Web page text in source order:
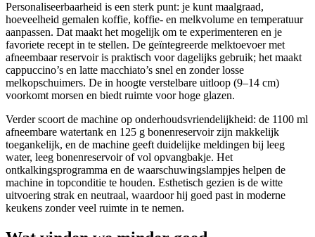
Personaliseerbaarheid is een sterk punt: je kunt maalgraad,
hoeveelheid gemalen koffie, koffie- en melkvolume en temperatuur
aanpassen. Dat maakt het mogelijk om te experimenteren en je
favoriete recept in te stellen. De geïntegreerde melktoevoer met
afneembaar reservoir is praktisch voor dagelijks gebruik; het maakt
cappuccino’s en latte macchiato’s snel en zonder losse
melkopschuimers. De in hoogte verstelbare uitloop (9–14 cm)
voorkomt morsen en biedt ruimte voor hoge glazen.
Verder scoort de machine op onderhoudsvriendelijkheid: de 1100 ml
afneembare watertank en 125 g bonenreservoir zijn makkelijk
toegankelijk, en de machine geeft duidelijke meldingen bij leeg
water, leeg bonenreservoir of vol opvangbakje. Het
ontkalkingsprogramma en de waarschuwingslampjes helpen de
machine in topconditie te houden. Esthetisch gezien is de witte
uitvoering strak en neutraal, waardoor hij goed past in moderne
keukens zonder veel ruimte in te nemen.